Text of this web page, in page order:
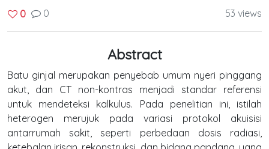
0 0 53 views
Abstract
Batu ginjal merupakan penyebab umum nyeri pinggang
akut, dan CT non-kontras menjadi standar referensi
untuk mendeteksi kalkulus. Pada penelitian ini, istilah
heterogen merujuk pada variasi protokol akuisisi
antarrumah sakit, seperti perbedaan dosis radiasi,